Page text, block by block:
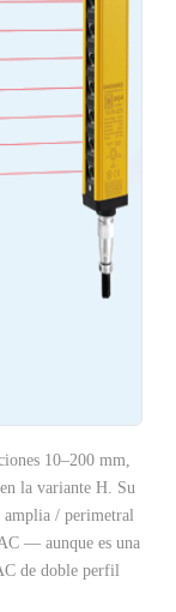
10–200 mm,
la variante H. Su
amplia / perimetral
— aunque es una
de doble perfil